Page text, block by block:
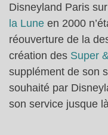
Disneyland Paris sur
la Lune en 2000
réouverture de la
création des Super
supplément de son
souhaité par
son service jusque